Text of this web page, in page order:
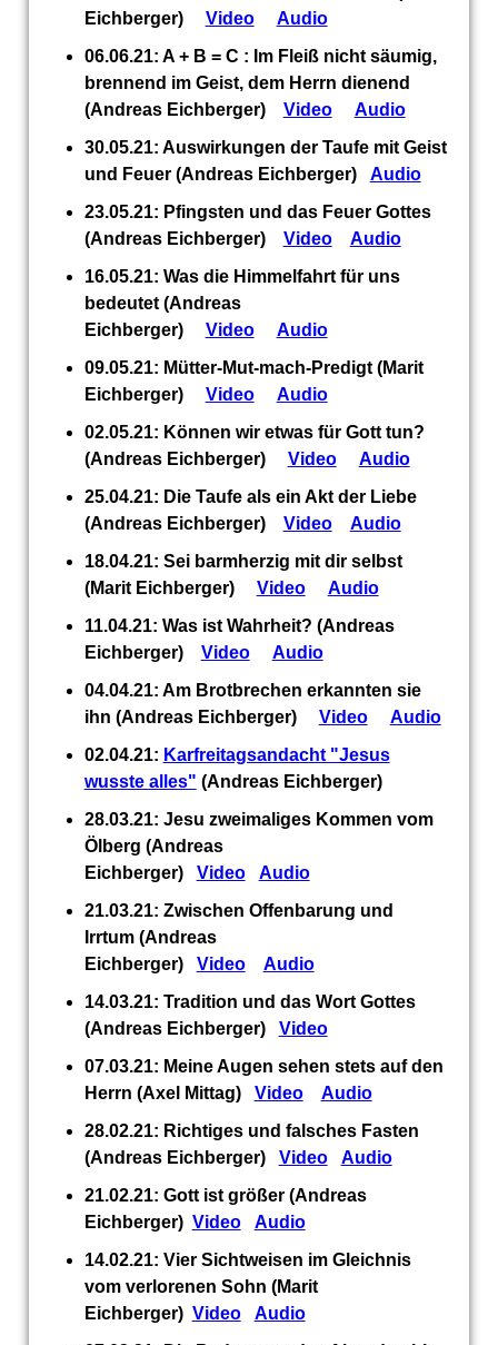
Eichberger) Video
Audio
06.06.21: A + B = C : Im Fleiß nicht säumig,
brennend im Geist, dem Herrn dienend
(Andreas Eichberger) Video
Audio
30.05.21: Auswirkungen der Taufe mit Geist
und Feuer (Andreas Eichberger) Audio
23.05.21: Pfingsten und das Feuer Gottes
(Andreas Eichberger) Video
Audio
16.05.21: Was die Himmelfahrt für uns
bedeutet (Andreas
Eichberger) Video
Audio
09.05.21: Mütter-Mut-mach-Predigt (Marit
Eichberger) Video
Audio
02.05.21: Können wir etwas für Gott tun?
(Andreas Eichberger) Video
Audio
25.04.21: Die Taufe als ein Akt der Liebe
(Andreas Eichberger) Video
Audio
18.04.21: Sei barmherzig mit dir selbst
(Marit Eichberger) Video
Audio
11.04.21: Was ist Wahrheit? (Andreas
Eichberger) Video
Audio
04.04.21: Am Brotbrechen erkannten sie
ihn (Andreas Eichberger) Video
Audio
02.04.21: Karfreitagsandacht "Jesus
wusste alles" (Andreas Eichberger)
28.03.21: Jesu zweimaliges Kommen vom
Ölberg (Andreas
Eichberger) Video
Audio
21.03.21: Zwischen Offenbarung und
Irrtum (Andreas
Eichberger) Video
Audio
14.03.21: Tradition und das Wort Gottes
(Andreas Eichberger) Video
07.03.21: Meine Augen sehen stets auf den
Herrn (Axel Mittag) Video
Audio
28.02.21: Richtiges und falsches Fasten
(Andreas Eichberger) Video
Audio
21.02.21: Gott ist größer (Andreas
Eichberger) Video
Audio
14.02.21: Vier Sichtweisen im Gleichnis
vom verlorenen Sohn (Marit
Eichberger) Video
Audio